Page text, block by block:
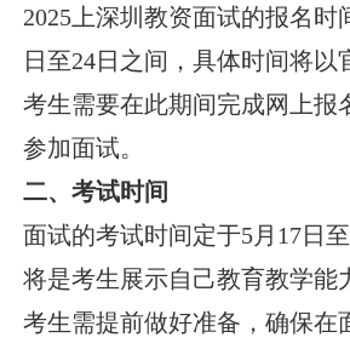
2025上深圳教资面试的报名时
日至24日之间，具体时间将以
考生需要在此期间完成网上报
参加面试。
二、考试时间
面试的考试时间定于5月17日
将是考生展示自己教育教学能
考生需提前做好准备，确保在